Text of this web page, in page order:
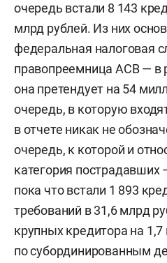
очередь встали 8 143
млрд рублей. Из них
федеральная налоговая
правопреемница АСВ — в
она претендует на 54
очередь, в которую
в отчете никак не
очередь, к которой и
категория
пока что встали 1 893
требований в 31,6 млрд
крупных кредитора на
по субординированным